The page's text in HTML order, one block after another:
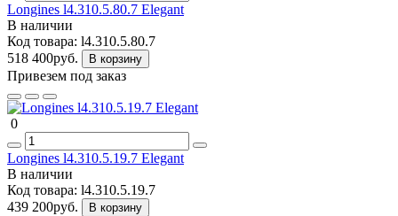
Longines l4.310.5.80.7 Elegant
В наличии
Код товара: l4.310.5.80.7
518 400руб.
В корзину
Привезем под заказ
0
Longines l4.310.5.19.7 Elegant
В наличии
Код товара: l4.310.5.19.7
439 200руб.
В корзину